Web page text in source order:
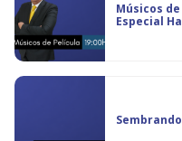
Músicos
Especial